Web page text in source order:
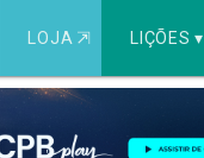
LOJA ⇱ LIÇÕES ▾